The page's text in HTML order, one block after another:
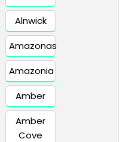
Alnwick
Amazonas
Amazonia
Amber
Amber
Cove